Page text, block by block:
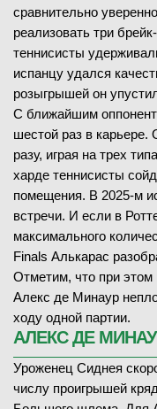
сравнительно
реализовать три
теннисисты
испанцу удался
розыгрышей он
С ближайшим
шестой раз в карьере.
разу, играя на трех
харде теннисисты
помещения. В 2025-м
встречи. И если в
максимального
Finals Алькарас
Отметим, что при
Алекс де Минаур
ходу одной партии.
АЛЕКС ДЕ
Уроженец Сиднея
числу проигрышей